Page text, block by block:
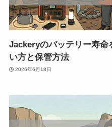
Jackeryのバッテリー寿命
い方と保管方法
2026年6月18日